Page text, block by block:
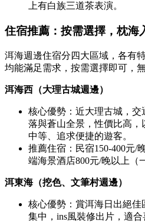
上有白族三道茶表演。
住宿推薦：按需選擇，枕海
洱海週邊住宿分四大區域，各有
均能滿足需求，按需選擇即可，
洱海西（大理古城週邊）
核心優勢：近大理古城，交
落與蒼山全景，性價比高
中等、追求便捷的遊客。
推薦住宿：民宿150-400元/
端海景酒店800元/晚以上（
洱東海（挖色、文筆村週邊）
核心優勢：賞洱海日出絕
集中，ins風裝修出片，適